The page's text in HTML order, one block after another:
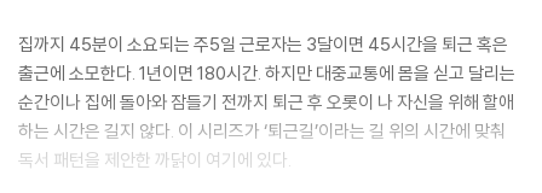
지지해주던 친한 동료가 팀장으로 승진한 뒤 이전과 다른 모습, 다른 관계
패턴을 보여 당황하는 경우가 적지 않다. 동일한 사람이라고 해도 가족이
나 친구 같은 개인적 관계에서 보이는 행동과 회사 같은 목적 집단 내에서
의 행동은 다를 수밖에 없다. --- p. 108
집까지 45분이 소요되는 주5일 근로자는 3달이면 45시간을 퇴근 혹은
출근에 소모한다. 1년이면 180시간. 하지만 대중교통에 몸을 싣고 달리는
순간이나 집에 돌아와 잠들기 전까지 퇴근 후 오롯이 나 자신을 위해 할애
하는 시간은 길지 않다. 이 시리즈가 ‘퇴근길’이라는 길 위의 시간에 맞춰
독서 패턴을 제안한 까닭이 여기에 있다.